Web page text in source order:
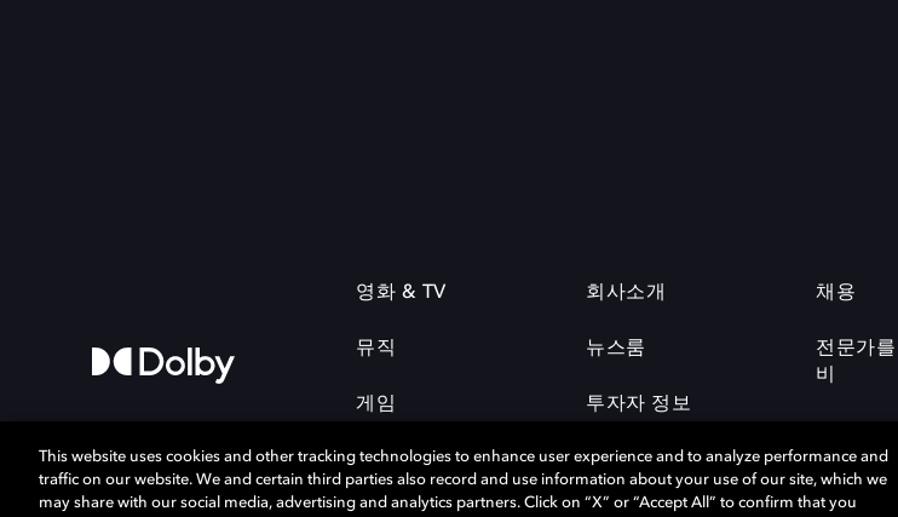
영화 & TV
뮤직
게임
회사소개
뉴스룸
투자자 정보
채용
전문가
비
This website uses cookies and other tracking technologies to enhance user experience and to analyze performance and
traffic on our website. We and certain third parties also record and use information about your use of our site, which we
may share with our social media, advertising and analytics partners. Click on “X” or “Accept All” to confirm that you